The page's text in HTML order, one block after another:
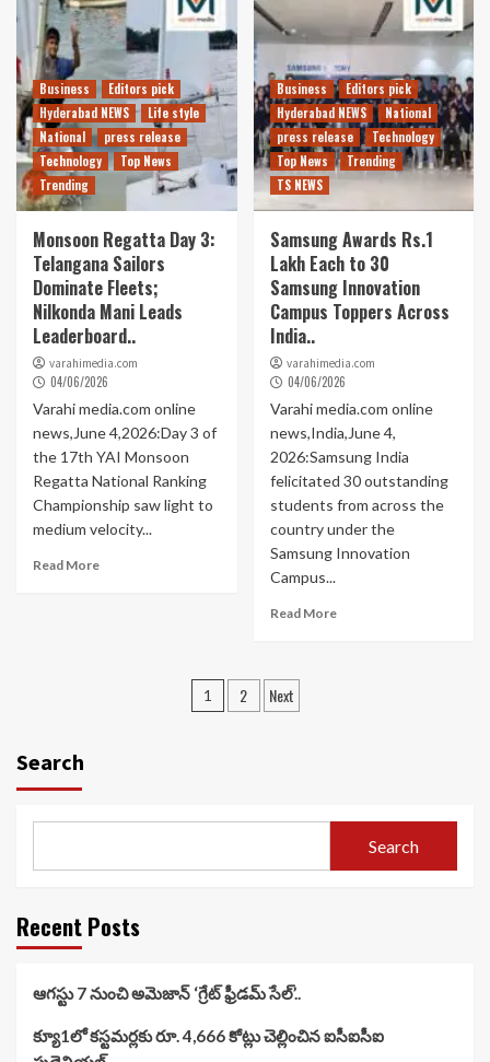
Business
Editors pick
Hyderabad NEWS
Life style
National
press release
Technology
Top News
Trending
Monsoon Regatta Day 3:
Telangana Sailors
Dominate Fleets;
Nilkonda Mani Leads
Leaderboard..
varahimedia.com
04/06/2026
Varahi media.com online
news,June 4,2026:Day 3 of
the 17th YAI Monsoon
Regatta National Ranking
Championship saw light to
medium velocity...
Read More
Business
Editors pick
Hyderabad NEWS
National
press release
Technology
Top News
Trending
TS NEWS
Samsung Awards Rs.1
Lakh Each to 30
Samsung Innovation
Campus Toppers Across
India..
varahimedia.com
04/06/2026
Varahi media.com online
news,India,June 4,
2026:Samsung India
felicitated 30 outstanding
students from across the
country under the
Samsung Innovation
Campus...
Read More
Posts
1 2 Next
Search
Search
Recent Posts
ఆగస్టు 7 నుంచి అమెజాన్ ‘గ్రేట్ ఫ్రీడమ్ సేల్’..
క్యూ1లో కస్టమర్లకు రూ. 4,666 కోట్లు చెల్లించిన ఐసీఐసీఐ